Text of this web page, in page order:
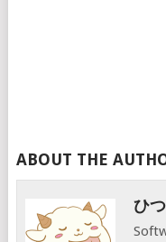
ABOUT THE
ひ